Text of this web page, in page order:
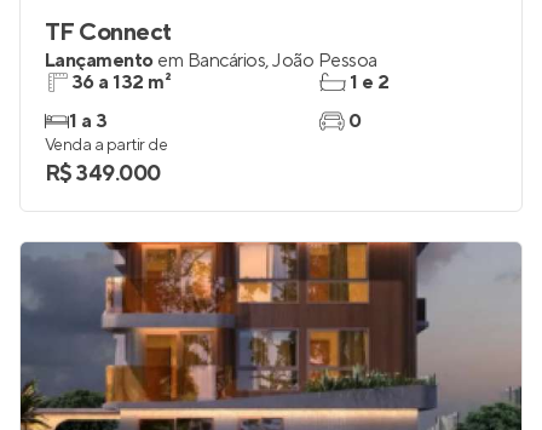
TF Connect
Lançamento em Bancários,João Pessoa
36 a 132 m²
1 a 3
1 e 2
0
Venda a partir de
R$ 349.000